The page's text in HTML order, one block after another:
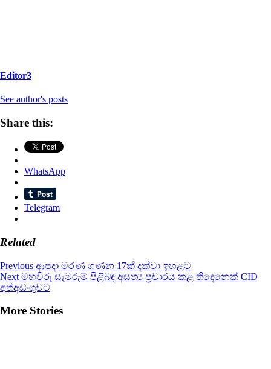
Editor3
See author's posts
Share this:
WhatsApp
Telegram
Related
Continue
Reading
Previous ආපදා මරණ ගණන 17ක් දක්වා ඉහළට
Next මහවිරු සැමරුම් පිළිබඳ අසත්‍ය ප්‍රචාරය කළ තිදෙනෙක් CID
අත්අඩංගුවට
More Stories